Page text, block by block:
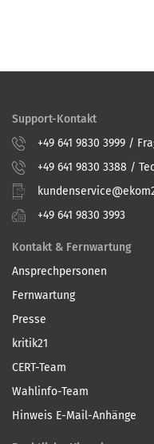
Support-Kontakt
+49 641 9830 3999 /
+49 641 9830 3388 /
+49 641 9830 3993
Kontakt & Fernwartung
Ansprechpersonen
Fernwartung
Presse
kritik21
CERT-Team
Wahlinfo-Team
Hinweis E-Mail-Anhänge